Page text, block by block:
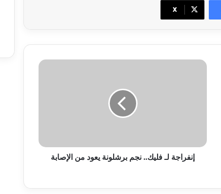
‫X
إنفراجة
إنفراجة لـ فليك.. نجم برشلونة يعود من الإصابة